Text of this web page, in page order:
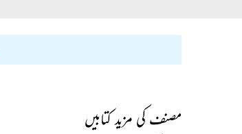
مصنف کی مزید کتابیں